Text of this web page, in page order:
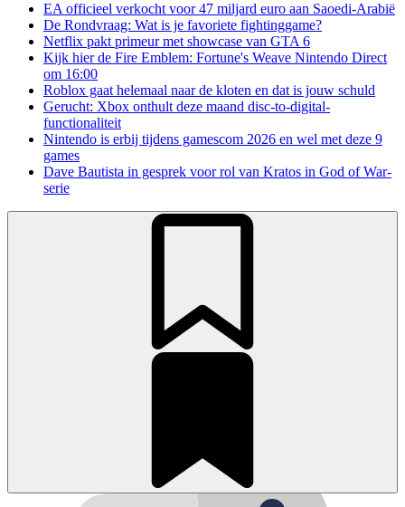
EA officieel verkocht voor 47 miljard euro aan Saoedi-Arabië
De Rondvraag: Wat is je favoriete fightinggame?
Netflix pakt primeur met showcase van GTA 6
Kijk hier de Fire Emblem: Fortune's Weave Nintendo Direct
om 16:00
Roblox gaat helemaal naar de kloten en dat is jouw schuld
Gerucht: Xbox onthult deze maand disc-to-digital-
functionaliteit
Nintendo is erbij tijdens gamescom 2026 en wel met deze 9
games
Dave Bautista in gesprek voor rol van Kratos in God of War-
serie